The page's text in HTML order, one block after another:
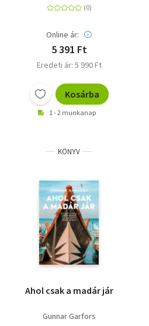
Online ár:
5 391 Ft
Eredeti ár: 5 990 Ft
Kosárba
1 - 2 munkanap
KÖNYV
Ahol csak a madár jár
Gunnar Garfors